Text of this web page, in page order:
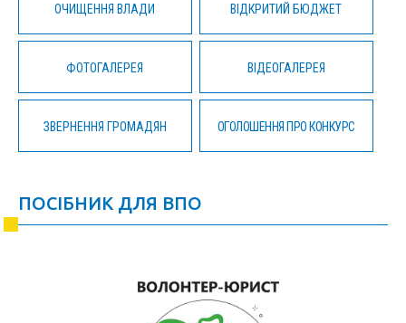
ОЧИЩЕННЯ ВЛАДИ ВІДКРИТИЙ БЮДЖЕТ
ФОТОГАЛЕРЕЯ ВІДЕОГАЛЕРЕЯ
ЗВЕРНЕННЯ ГРОМАДЯН ОГОЛОШЕННЯ ПРО КОНКУРС
ПОСІБНИК ДЛЯ ВПО